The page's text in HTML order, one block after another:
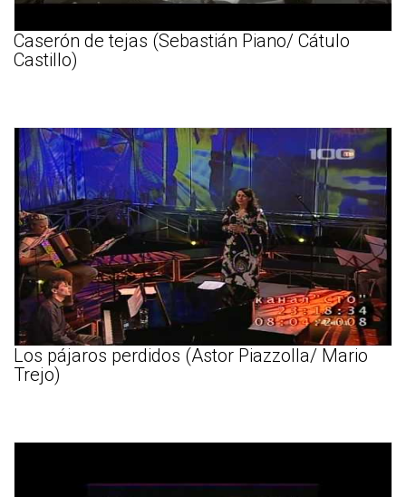
Caserón de tejas (Sebastián Piano/ Cátulo
Castillo)
Los pájaros perdidos (Astor Piazzolla/ Mario
Trejo)